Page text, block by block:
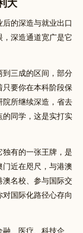
大
的深造与就业出口
深造通道宽广是它
三成的区间，部分
要你在本科阶段保
所继续深造，省去
同学，这是实打实
有的一张王牌，是
近在咫尺，与港澳
名校、参与国际交
国际化路径心存向